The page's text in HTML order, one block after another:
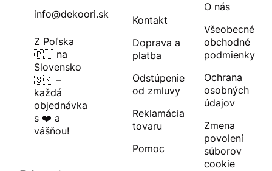
info@dekoori.sk
Z Poľska
🇵🇱 na
Slovensko
🇸🇰 –
každá
objednávka
s ❤️ a
vášňou!
Kontakt
Doprava a
platba
Odstúpenie
od zmluvy
Reklamácia
tovaru
Pomoc
O nás
Všeobecné
obchodné
podmienky
Ochrana
osobných
údajov
Zmena
povolení
súborov
cookie